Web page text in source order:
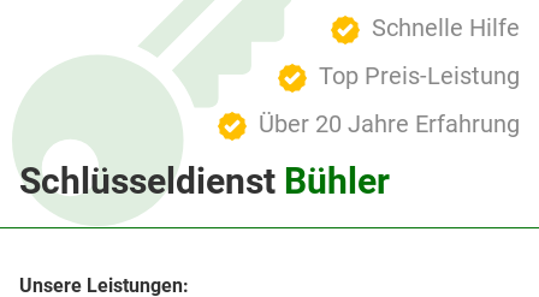
Schnelle Hilfe
Top Preis-Leistung
Über 20 Jahre Erfahrung
Schlüsseldienst Bühler